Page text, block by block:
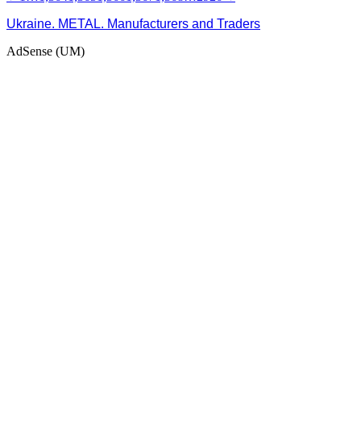
Ukraine. METAL. Manufacturers and Traders
AdSense (UM)